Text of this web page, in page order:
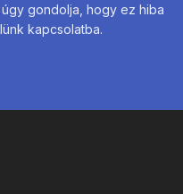
gondolja, hogy ez hiba
kapcsolatba.